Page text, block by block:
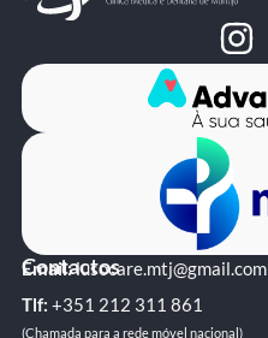
Contactos
Email:lusocare.mtj@gmail.com
Tlf: +351 ‭212 311 861‬
(Chamada para a rede móvel nacional)